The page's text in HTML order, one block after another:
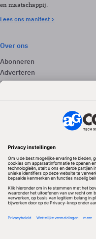
en maatschappij.
Lees ons manifest >
Over ons
Abonneren
Adverteren
Contact
Redactionele partner